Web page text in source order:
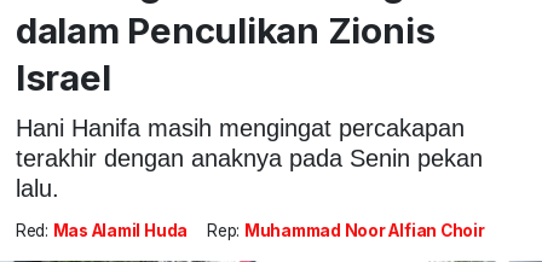
dalam Penculikan Zionis
Israel
Hani Hanifa masih mengingat percakapan
terakhir dengan anaknya pada Senin pekan
lalu.
Red: Mas Alamil Huda Rep: Muhammad Noor Alfian Choir